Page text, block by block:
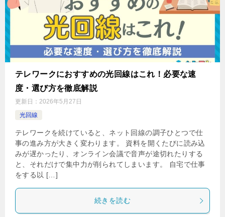
テレワークにおすすめの光回線はこれ！必要な速
度・選び方を徹底解説
更新日： 2026年5月27日
光回線
テレワークを続けていると、ネット回線の調子ひとつで仕
事の進み方が大きく変わります。 資料を開くたびに読み込
みが遅かったり、オンライン会議で音声が途切れたりする
と、それだけで集中力が削られてしまいます。 自宅で仕事
をする以 […]
続きを読む